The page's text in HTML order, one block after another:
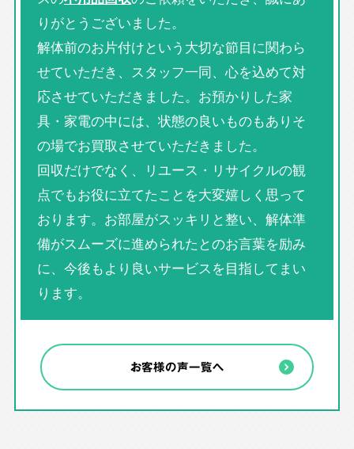
りがとうございました。
解体前のお片付けという大切な節目に関わら
せていただき、スタッフ一同、心を込めて対
応させていただきました。お預かりした家
具・家電の中には、状態の良いものもありそ
の場でお買取させていただきました。
回収だけでなく、リユース・リサイクルの観
点でもお役に立てたことを大変嬉しく思って
おります。お部屋がスッキリと整い、解体準
備がスムーズに進められたとのお言葉を励み
に、今後もより良いサービスを目指してまい
ります。
お客様の声一覧へ